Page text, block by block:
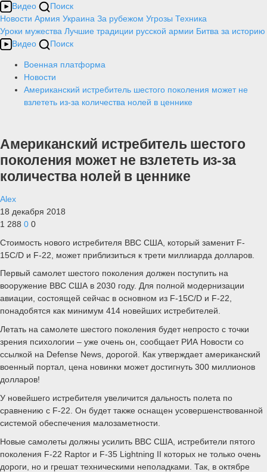
Видео
Поиск
Новости Армия Украина За рубежом Угрозы Техника
Уроки мужества Лучшие традиции русской армии Битва за историю
Видео
Поиск
Военная платформа
Новости
Американский истребитель шестого поколения может не
взлететь из-за количества нолей в ценнике
Американский истребитель шестого
поколения может не взлететь из-за
количества нолей в ценнике
Alex
18 декабря 2018
1 288 0 0
Стоимость нового истребителя ВВС США, который заменит F-
15C/D и F-22, может приблизиться к трети миллиарда долларов.
Первый самолет шестого поколения должен поступить на
вооружение ВВС США в 2030 году. Для полной модернизации
авиации, состоящей сейчас в основном из F-15C/D и F-22,
понадобятся как минимум 414 новейших истребителей.
Летать на самолете шестого поколения будет непросто с точки
зрения психологии – уже очень он, сообщает РИА Новости со
ссылкой на Defense News, дорогой. Как утверждает американский
военный портал, цена новинки может достигнуть 300 миллионов
долларов!
У новейшего истребителя увеличится дальность полета по
сравнению с F-22. Он будет также оснащен усовершенствованной
системой обеспечения малозаметности.
Новые самолеты должны усилить ВВС США, истребители пятого
поколения F-22 Raptor и F-35 Lightning II которых не только очень
дороги, но и грешат техническими неполадками. Так, в октябре